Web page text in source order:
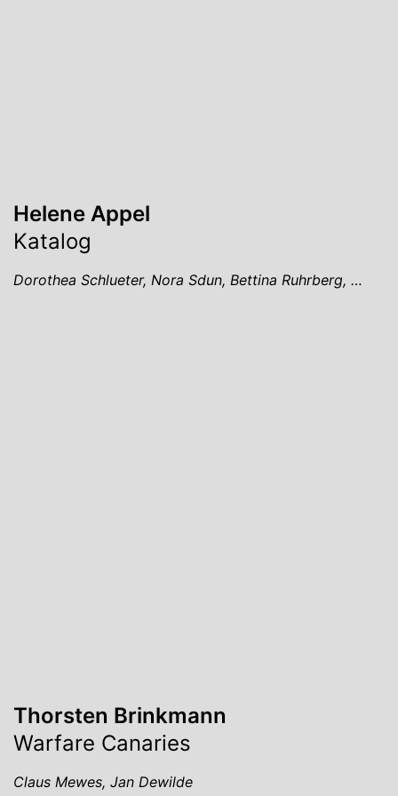
Helene Appel
Katalog
Dorothea Schlueter, Nora Sdun, Bettina Ruhrberg, …
Thorsten Brinkmann
Warfare Canaries
Claus Mewes, Jan Dewilde